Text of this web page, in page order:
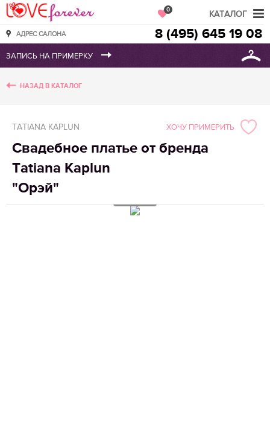
Love Forever
АДРЕС САЛОНА
0
8 (495) 645 19 08
НАЗАД В КАТАЛОГ
TATIANA KAPLUN
Свадебное платье от бренда
Tatiana Kaplun
"Орэй"
ХОЧУ ПРИМЕРИТЬ
КАТАЛОГ